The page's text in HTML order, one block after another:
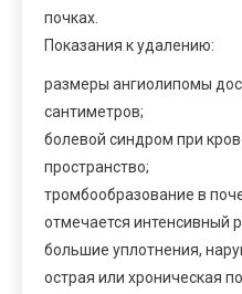
почках.
Показания к удалению:
размеры ангиолипомы
сантиметров;
болевой синдром при
пространство;
тромбообразование в
отмечается интенсивный
большие уплотнения,
острая или хроническая